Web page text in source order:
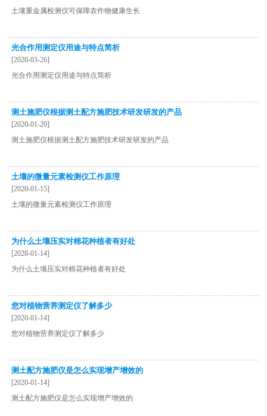
土壤重金属检测仪可保障农作物健康生长
光合作用测定仪用途与特点简析
[2020-03-26]
光合作用测定仪用途与特点简析
测土施肥仪根据测土配方施肥技术研发研发的产品
[2020-01-20]
测土施肥仪根据测土配方施肥技术研发研发的产品
土壤的微量元素检测仪工作原理
[2020-01-15]
土壤的微量元素检测仪工作原理
为什么土壤压实对棉花种植者有好处
[2020-01-14]
为什么土壤压实对棉花种植者有好处
您对植物营养测定仪了解多少
[2020-01-14]
您对植物营养测定仪了解多少
测土配方施肥仪是怎么实现增产增效的
[2020-01-14]
测土配方施肥仪是怎么实现增产增效的